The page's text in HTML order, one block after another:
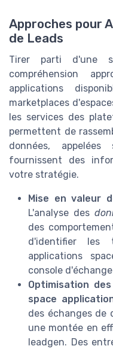
Approches pour
de Leads
Tirer parti d'une
compréhension
applications
marketplaces
les services des
permettent de
données, appelées
fournissent des
votre stratégie.
Mise en valeur
L'analyse des
des
d'identifier les
applications
console
Optimisation
space
des échanges de
une montée en
leadgen. Des